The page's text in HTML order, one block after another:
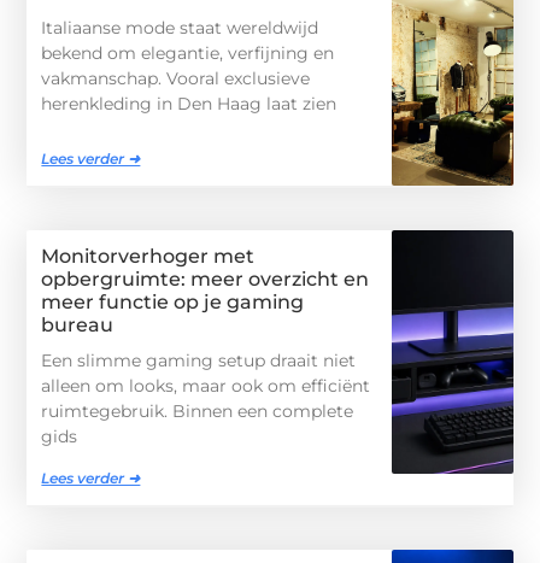
Italiaanse mode staat wereldwijd
bekend om elegantie, verfijning en
vakmanschap. Vooral exclusieve
herenkleding in Den Haag laat zien
Lees verder ➜
Monitorverhoger met
opbergruimte: meer overzicht en
meer functie op je gaming
bureau
Een slimme gaming setup draait niet
alleen om looks, maar ook om efficiënt
ruimtegebruik. Binnen een complete
gids
Lees verder ➜